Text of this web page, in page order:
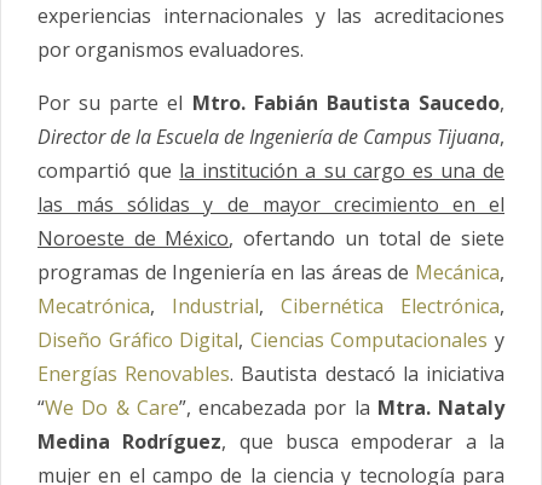
experiencias internacionales y las acreditaciones
por organismos evaluadores.
Por su parte el Mtro. Fabián Bautista Saucedo,
Director de la Escuela de Ingeniería de Campus Tijuana,
compartió que la institución a su cargo es una de
las más sólidas y de mayor crecimiento en el
Noroeste de México, ofertando un total de siete
programas de Ingeniería en las áreas de Mecánica,
Mecatrónica, Industrial, Cibernética Electrónica,
Diseño Gráfico Digital, Ciencias Computacionales y
Energías Renovables. Bautista destacó la iniciativa
“We Do & Care”, encabezada por la Mtra. Nataly
Medina Rodríguez, que busca empoderar a la
mujer en el campo de la ciencia y tecnología para